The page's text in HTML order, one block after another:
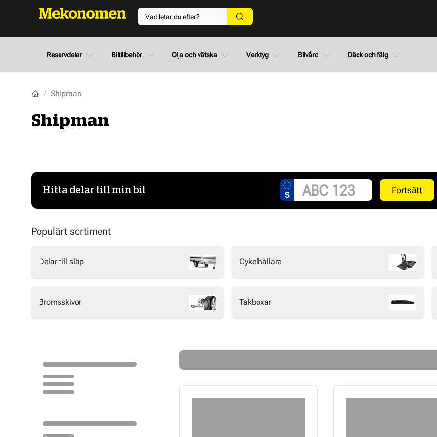
Reservdelar Biltillbehör Olja och vätska Verktyg Bilvård Däck och fälg
Shipman
Shipman
Hitta delar till min bil Fortsätt
Populärt sortiment
Delar till släp Cykelhållare
Bromsskivor Takboxar